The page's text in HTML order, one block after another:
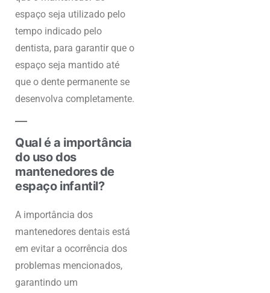
espaço seja utilizado pelo
tempo indicado pelo
dentista, para garantir que o
espaço seja mantido até
que o dente permanente se
desenvolva completamente.
Qual é a importância
do uso dos
mantenedores de
espaço infantil?
A importância dos
mantenedores dentais está
em evitar a ocorrência dos
problemas mencionados,
garantindo um